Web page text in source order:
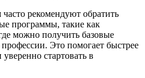
рекомендуют обратить
программы, такие как
можно получить базовые
Это помогает быстрее
стартовать в